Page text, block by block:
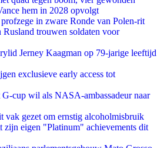
hem in 2028 opvolgt
in zware Ronde van Polen-rit
trouwen soldaten voor
Jerney Kaagman op 79-jarige leeftijd
exclusieve early access tot
cup wil als NASA-ambassadeur naar
vak gezet om ernstig alcoholmisbruik
eigen "Platinum" achievements dit